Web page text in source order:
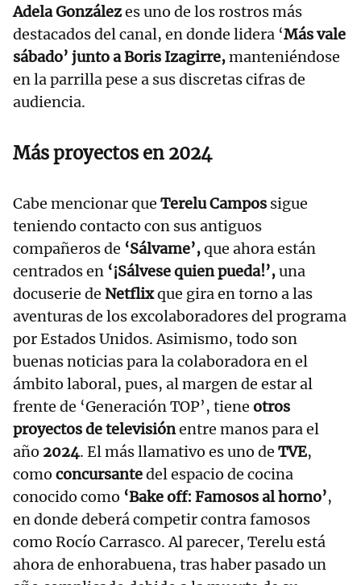
Adela Gonzálezes uno de los rostros más
destacados del canal, en donde lidera ‘Más vale
sábado’ junto a Boris Izagirre,manteniéndose
en la parrilla pese a sus discretas cifras de
audiencia.
Más proyectos en 2024
Cabe mencionar que Terelu Campos sigue
teniendo contacto con sus antiguos
compañeros de ‘Sálvame’,que ahora están
centrados en ‘¡Sálvese quien pueda!’,una
docuserie de Netflixque gira en torno a las
aventuras de los excolaboradores del programa
por Estados Unidos. Asimismo, todo son
buenas noticias para la colaboradora en el
ámbito laboral, pues, al margen de estar al
frente de ‘Generación TOP’, tiene otros
proyectos de televisiónentre manos para el
año 2024. El más llamativo es uno de TVE,
como concursantedel espacio de cocina
conocido como ‘Bake off: Famosos al horno’,
en donde deberá competir contra famosos
como Rocío Carrasco. Al parecer, Terelu está
ahora de enhorabuena, tras haber pasado un